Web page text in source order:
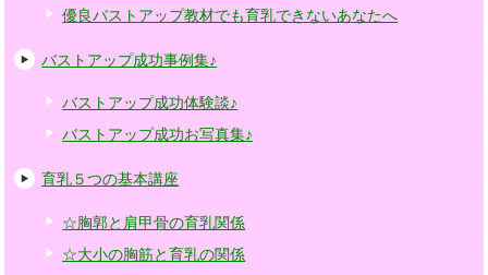
優良バストアップ教材でも育乳できないあなたへ
バストアップ成功事例集♪
バストアップ成功体験談♪
バストアップ成功お写真集♪
育乳５つの基本講座
☆胸郭と肩甲骨の育乳関係
☆大小の胸筋と育乳の関係